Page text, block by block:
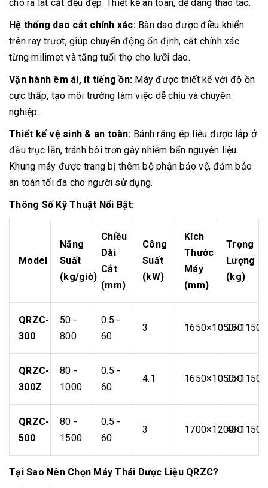
cho ra lát cắt đều đẹp. Thiết kế an toàn, dễ dàng thao tác.
Hệ thống dao cắt chính xác:Bàn dao được điều khiển
trên ray trượt, giúp chuyển động ổn định, cắt chính xác
từng milimet và tăng tuổi thọ cho lưỡi dao.
Vận hành êm ái, ít tiếng ồn: Máy được thiết kế với độ ồn
cực thấp, tạo môi trường làm việc dễ chịu và chuyên
nghiệp.
Thiết kế vệ sinh & an toàn:Bánh răng ép liệu được lắp ở
đầu trục lăn, tránh bôi trơn gây nhiễm bẩn nguyên liệu.
Khung máy được trang bị thêm bộ phận bảo vệ, đảm bảo
an toàn tối đa cho người sử dụng.
Thông Số Kỹ Thuật Nổi Bật:
Model
Năng
Suất
(kg/giờ)
Chiều
Dài
Cắt
(mm)
Công
Suất
(kW)
Kích
Thước
Máy
(mm)
Trọng
Lượng
(kg)
QRZC-
300
50 -
800
0.5 -
60
3 1650×1050×1150
280
QRZC-
300Z
80 -
1000
0.5 -
60
4.1 1650×1050×1150
350
QRZC-
500
80 -
1500
0.5 -
60
3 1700×1200×1150
480
Tại Sao Nên Chọn Máy Thái Dược Liệu QRZC?